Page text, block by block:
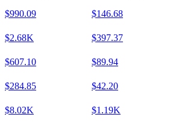
$990.09 $146.68
$2.68K $397.37
$607.10 $89.94
$284.85 $42.20
$8.02K $1.19K